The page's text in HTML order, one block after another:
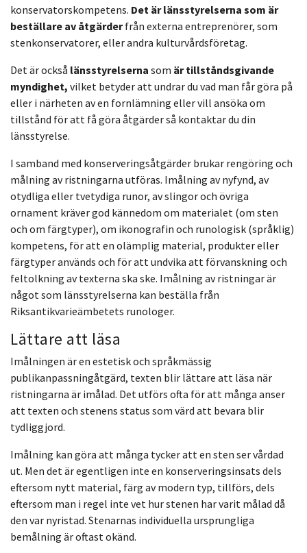
konservatorskompetens. Det är länsstyrelserna som är
beställare av åtgärderfrån externa entreprenörer, som
stenkonservatorer, eller andra kulturvårdsföretag.
Det är också länsstyrelserna som är tillståndsgivande
myndighet, vilket betyder att undrar du vad man får göra på
eller i närheten av en fornlämning eller vill ansöka om
tillstånd för att få göra åtgärder så kontaktar du din
länsstyrelse.
I samband med konserveringsåtgärder brukar rengöring och
målning av ristningarna utföras. Imålning av nyfynd, av
otydliga eller tvetydiga runor, av slingor och övriga
ornament kräver god kännedom om materialet (om sten
och om färgtyper), om ikonografin och runologisk (språklig)
kompetens, för att en olämplig material, produkter eller
färgtyper används och för att undvika att förvanskning och
feltolkning av texterna ska ske. Imålning av ristningar är
något som länsstyrelserna kan beställa från
Riksantikvarieämbetets runologer.
Lättare att läsa
Imålningen är en estetisk och språkmässig
publikanpassningåtgärd, texten blir lättare att läsa när
ristningarna är imålad. Det utförs ofta för att många anser
att texten och stenens status som värd att bevara blir
tydliggjord.
Imålning kan göra att många tycker att en sten ser vårdad
ut. Men det är egentligen inte en konserveringsinsats dels
eftersom nytt material, färg av modern typ, tillförs, dels
eftersom man i regel inte vet hur stenen har varit målad då
den var nyristad. Stenarnas individuella ursprungliga
bemålning är oftast okänd.